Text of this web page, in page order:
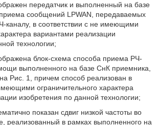
передатчик и выполненный на базе
сообщений LPWAN, передаваемых
каналу, в соответствии с не имеющими
вариантами реализации
технологии;
блок-схема способа приема РЧ-
выполненного на базе СнК приемника,
Рис. 1, причем способ реализован в
ограничительного характера
изобретения по данной технологии;
показан сдвиг низкой частоты во
реализованный в рамках выполненного на